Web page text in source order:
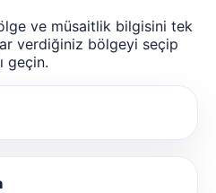
ve müsaitlik bilgisini tek
verdiğiniz bölgeyi seçip
geçin.